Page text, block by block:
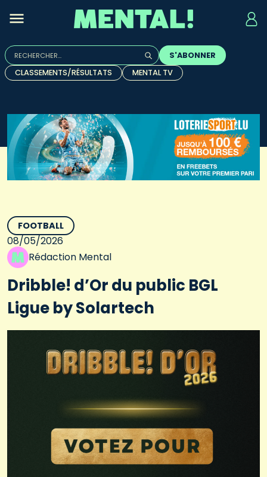
Rechercher :
Quand les résultats de l'auto-complétion sont
S'ABONNER
CLASSEMENTS/RÉSULTATS
MENTAL TV
FOOTBALL
08/05/2026
Rédaction Mental
Dribble! d’Or du public BGL
Ligue by Solartech